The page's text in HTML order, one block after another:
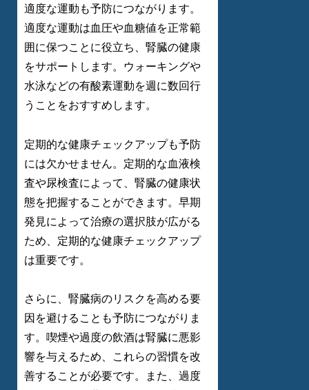
適度な運動も予防につながります。
適度な運動は血圧や血糖値を正常範
囲に保つことに役立ち、腎臓の健康
をサポートします。ウォーキングや
水泳などの有酸素運動を週に数回行
うことをおすすめします。
定期的な健康チェックアップも予防
には欠かせません。定期的な血液検
査や尿検査によって、腎臓の健康状
態を把握することができます。早期
発見によって治療の選択肢が広がる
ため、定期的な健康チェックアップ
は重要です。
さらに、腎臓病のリスクを高める要
因を避けることも予防につながりま
す。喫煙や過度の飲酒は腎臓に悪影
響を与えるため、これらの習慣を改
善することが必要です。また、過度